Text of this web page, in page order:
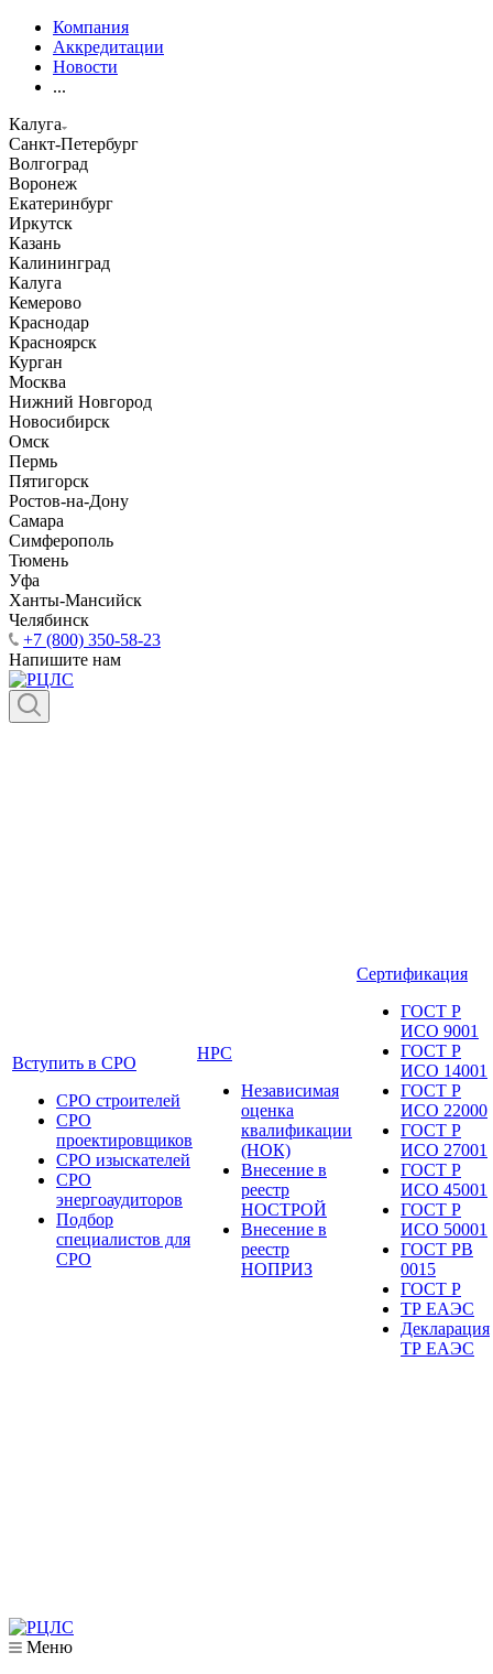
Компания
Аккредитации
Новости
...
Калуга
Санкт-Петербург
Волгоград
Воронеж
Екатеринбург
Иркутск
Казань
Калининград
Калуга
Кемерово
Краснодар
Красноярск
Курган
Москва
Нижний Новгород
Новосибирск
Омск
Пермь
Пятигорск
Ростов-на-Дону
Самара
Симферополь
Тюмень
Уфа
Ханты-Мансийск
Челябинск
+7 (800) 350-58-23
Напишите нам
Вступить в СРО
СРО строителей
СРО
проектировщиков
СРО изыскателей
СРО
энергоаудиторов
Подбор
специалистов для
СРО
НРС
Независимая
оценка
квалификации
(НОК)
Внесение в
реестр
НОСТРОЙ
Внесение в
реестр
НОПРИЗ
Сертификация
ГОСТ Р
ИСО 9001
ГОСТ Р
ИСО 14001
ГОСТ Р
ИСО 22000
ГОСТ Р
ИСО 27001
ГОСТ Р
ИСО 45001
ГОСТ Р
ИСО 50001
ГОСТ РВ
0015
ГОСТ Р
ТР ЕАЭС
Декларация
ТР ЕАЭС
Меню